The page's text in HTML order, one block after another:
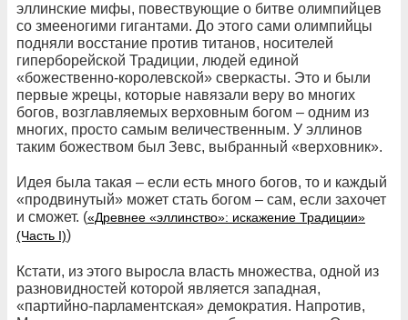
эллинские мифы, повествующие о битве олимпийцев
со змееногими гигантами. До этого сами олимпийцы
подняли восстание против титанов, носителей
гиперборейской Традиции, людей единой
«божественно-королевской» сверкасты. Это и были
первые жрецы, которые навязали веру во многих
богов, возглавляемых верховным богом – одним из
многих, просто самым величественным. У эллинов
таким божеством был Зевс, выбранный «верховник».
Идея была такая – если есть много богов, то и каждый
«продвинутый» может стать богом – сам, если захочет
и сможет. («Древнее «эллинство»: искажение Традиции»
(Часть I))
Кстати, из этого выросла власть множества, одной из
разновидностей которой является западная,
«партийно-парламентская» демократия. Напротив,